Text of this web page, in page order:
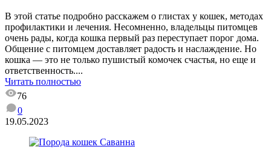
В этой статье подробно расскажем о глистах у кошек, методах
профилактики и лечения. Несомненно, владельцы питомцев
очень рады, когда кошка первый раз переступает порог дома.
Общение с питомцем доставляет радость и наслаждение. Но
кошка — это не только пушистый комочек счастья, но еще и
ответственность....
Читать полностью
76
0
19.05.2023